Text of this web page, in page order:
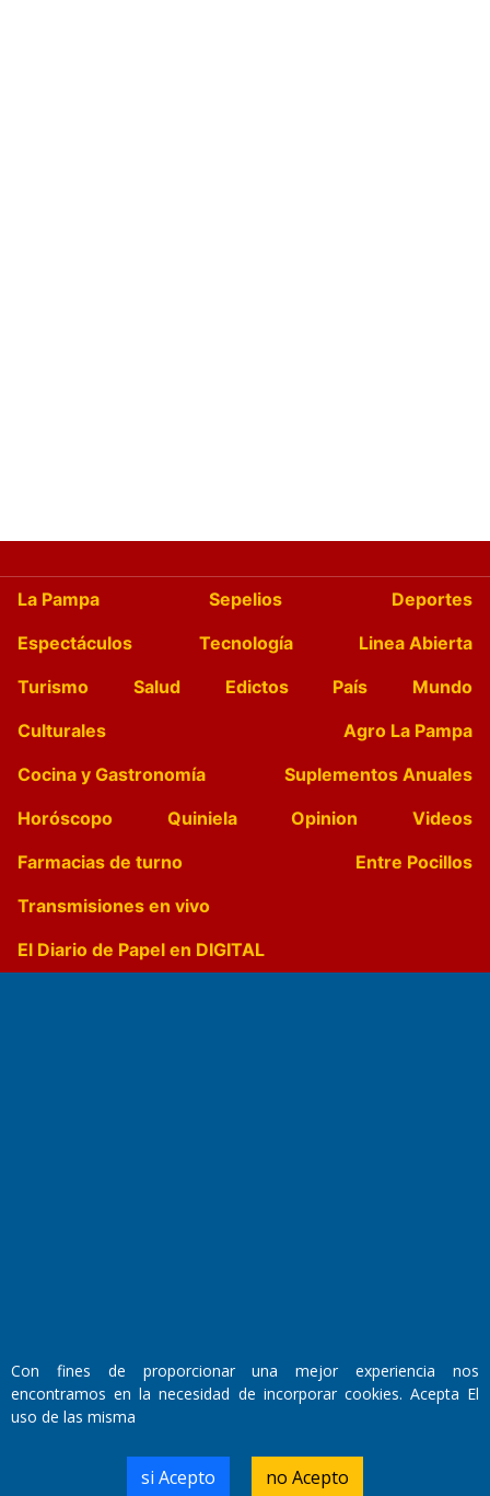
La Pampa Sepelios
Deportes
Espectáculos
Tecnología
Linea Abierta
Turismo
Salud Edictos País
Mundo
Culturales
Agro La Pampa
Cocina y Gastronomía
Suplementos Anuales
Horóscopo
Quiniela Opinion
Videos
Farmacias de turno
Entre Pocillos
Transmisiones en vivo
El Diario de Papel en DIGITAL
Director Periodístico:
Walter René Goñi
Domicilio Legal: José Ingenieros 855,
Santa Rosa, La Pampa.
Con fines de proporcionar una mejor experiencia nos
encontramos en la necesidad de incorporar cookies. Acepta El
uso de las misma
si Acepto no Acepto